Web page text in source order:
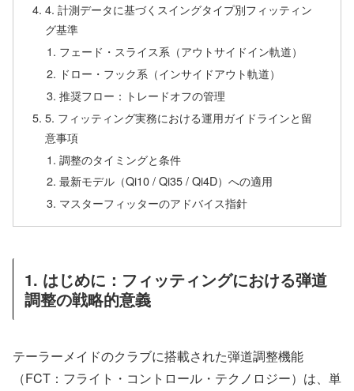
4. 計測データに基づくスイングタイプ別フィッティン
グ基準
フェード・スライス系（アウトサイドイン軌道）
ドロー・フック系（インサイドアウト軌道）
推奨フロー：トレードオフの管理
5. フィッティング実務における運用ガイドラインと留
意事項
調整のタイミングと条件
最新モデル（Qi10 / Qi35 / Qi4D）への適用
マスターフィッターのアドバイス指針
1. はじめに：フィッティングにおける弾道
調整の戦略的意義
テーラーメイドのクラブに搭載された弾道調整機能
（FCT：フライト・コントロール・テクノロジー）は、単